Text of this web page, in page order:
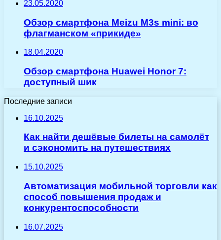
23.05.2020
Обзор смартфона Meizu M3s mini: во
флагманском «прикиде»
18.04.2020
Обзор смартфона Huawei Honor 7:
доступный шик
Последние записи
16.10.2025
Как найти дешёвые билеты на самолёт
и сэкономить на путешествиях
15.10.2025
Автоматизация мобильной торговли как
способ повышения продаж и
конкурентоспособности
16.07.2025